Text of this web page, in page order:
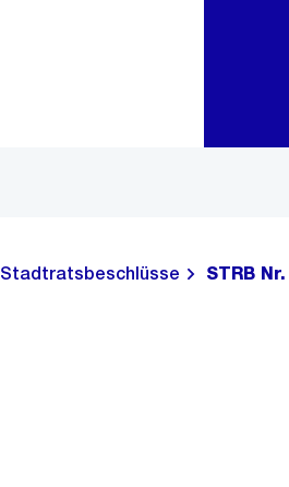
Stadtratsbeschlüsse STRB